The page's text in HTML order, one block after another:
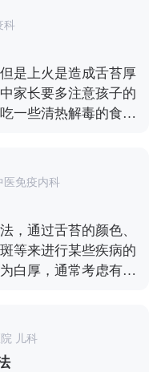
补气的药物，比如麦
艾叶去泡脚，能够起
嗽也能达到很好的作
用健脾祛湿的药物去
科
是上火是造成舌苔厚
家长要多注意孩子的
一些清热解毒的食
的水分。如果小孩舌
加入冰糖给孩子吃，
水给小孩服用，淡竹
因上火引起的尿尿难
，肠胃的作用。除此
缓解积食，清热解
医免疫内科
，通过舌苔的颜色、
等来进行某些疾病的
白厚，通常考虑有湿
、香砂平胃散、木香
免吃冷饮、寒凉水果
儿科